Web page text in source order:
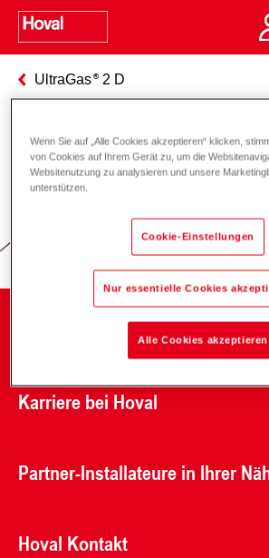
UltraGas 2 D
Verantwortung für
Karriere bei Hoval
Partner-Installateure in Ihrer
Hoval Kontakt
Wenn Sie auf „Alle Cookies akzeptieren“ klicken,
von Cookies auf Ihrem Gerät zu, um die
Websitenutzung zu analysieren und unsere
unterstützen.
Cookie-Einstellungen
Nur essentielle Cookies
Alle Cookies akzeptieren